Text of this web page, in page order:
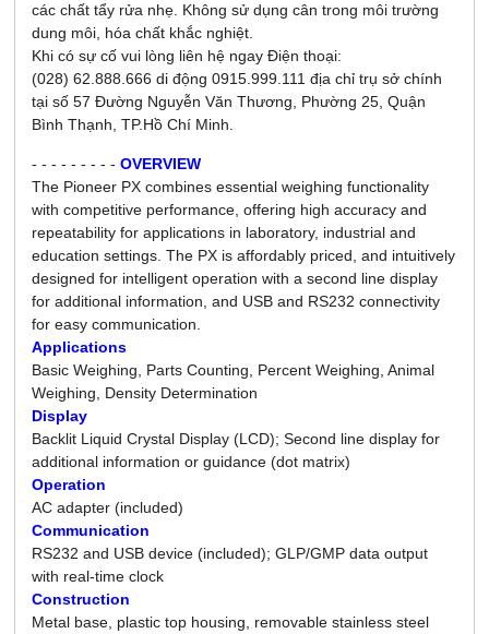
các chất tẩy rửa nhẹ. Không sử dụng cân trong môi trường
dung môi, hóa chất khắc nghiệt.
Khi có sự cố vui lòng liên hệ ngay Điện thoại:
(028) 62.888.666 di động 0915.999.111 địa chỉ trụ sở chính
tại số 57 Đường Nguyễn Văn Thương, Phường 25, Quận
Bình Thạnh, TP.Hồ Chí Minh.
- - - - - - - - -OVERVIEW
The Pioneer PX combines essential weighing functionality
with competitive performance, offering high accuracy and
repeatability for applications in laboratory, industrial and
education settings. The PX is affordably priced, and intuitively
designed for intelligent operation with a second line display
for additional information, and USB and RS232 connectivity
for easy communication.
Applications
Basic Weighing, Parts Counting, Percent Weighing, Animal
Weighing, Density Determination
Display
Backlit Liquid Crystal Display (LCD); Second line display for
additional information or guidance (dot matrix)
Operation
AC adapter (included)
Communication
RS232 and USB device (included); GLP/GMP data output
with real-time clock
Construction
Metal base, plastic top housing, removable stainless steel